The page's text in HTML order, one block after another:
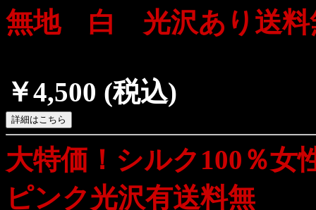
無地 白 光沢あり送料
￥4,500 (税込)
大特価！シルク100％女
ピンク光沢有送料無